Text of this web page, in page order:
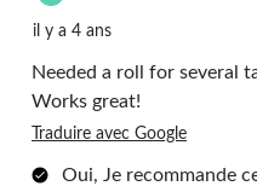
il y a 4 ans
Needed a roll for several
Works great!
Traduire avec Google
Oui, Je recommande